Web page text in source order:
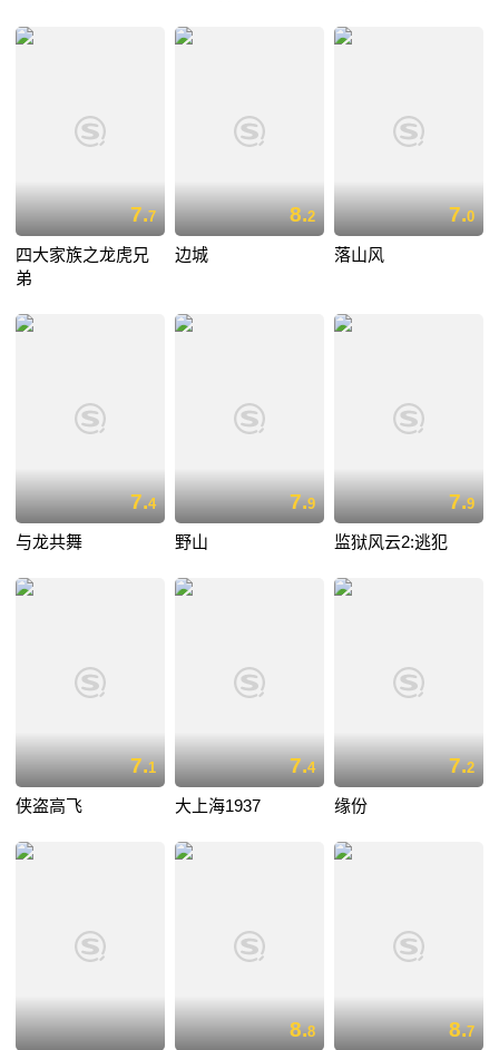
7.7
四大家族之龙虎兄
弟
8.2
边城
7.0
落山风
7.4
与龙共舞
7.9
野山
7.9
监狱风云2:逃犯
7.1
侠盗高飞
7.4
大上海1937
7.2
缘份
8.8 8.7